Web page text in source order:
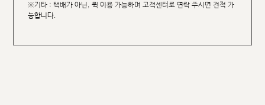
※기타 : 택배가 아닌, 퀵 이용 가능하며 고객센터로 연락 주시면 견적 가
능합니다.